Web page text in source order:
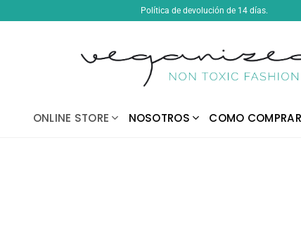
Política de devolución de 14 días.
ONLINE STORE NOSOTROS COMO COMPRAR